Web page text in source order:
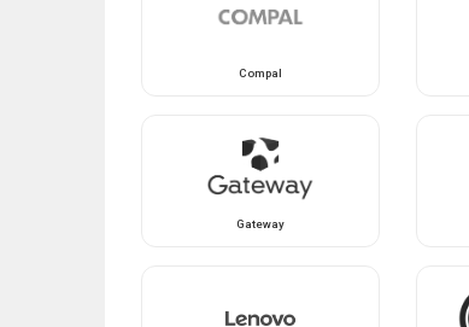
Compal
Gateway